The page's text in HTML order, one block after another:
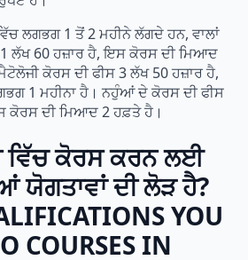
ਲਗਭਗ 1 ਤੋਂ 2 ਮਹੀਨੇ ਲੱਗਦੇ ਹਨ, ਵਾਲਾਂ
ਲੱਖ 60 ਹਜ਼ਾਰ ਹੈ, ਇਸ ਕੋਰਸ ਦੀ ਮਿਆਦ
ਕੋਰਸ ਦੀ ਫੀਸ 3 ਲੱਖ 50 ਹਜ਼ਾਰ ਹੈ,
1 ਮਹੀਨਾ ਹੈ। ਨਹੁੰਆਂ ਦੇ ਕੋਰਸ ਦੀ ਫੀਸ
ਕੋਰਸ ਦੀ ਮਿਆਦ 2 ਹਫ਼ਤੇ ਹੈ।
ਕੋਰਸ ਕਰਨ ਲਈ
ਯੋਗਤਾਵਾਂ ਦੀ ਲੋੜ ਹੈ?
YOU
COURSES IN